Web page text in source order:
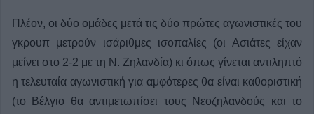
Πλέον, οι δύο ομάδες μετά τις δύο πρώτες αγωνιστικές του
γκρουπ μετρούν ισάριθμες ισοπαλίες (οι Ασιάτες είχαν
μείνει στο 2-2 με τη Ν. Ζηλανδία) κι όπως γίνεται αντιληπτό
η τελευταία αγωνιστική για αμφότερες θα είναι καθοριστική
(το Βέλγιο θα αντιμετωπίσει τους Νεοζηλανδούς και το